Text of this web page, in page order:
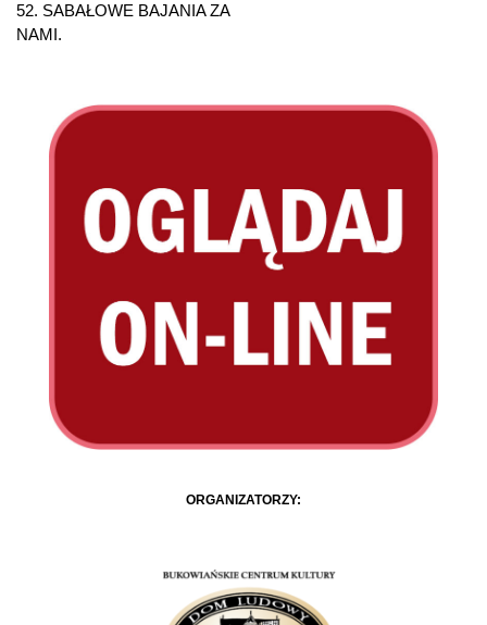
wpisu
52. SABAŁOWE BAJANIA ZA
NAMI.
ORGANIZATORZY: